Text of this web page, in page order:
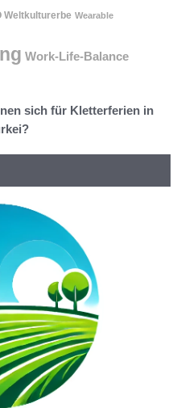
Weltkulturerbe Wearable
Work-Life-Balance
sich für Kletterferien in